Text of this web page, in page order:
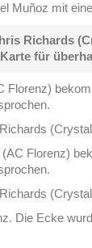
Muñoz mit
Richards
für
Florenz)
Florenz)
Die Ecke